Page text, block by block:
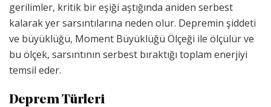
gerilimler, kritik bir eşiği aştığında aniden serbest
kalarak yer sarsıntılarına neden olur. Depremin şiddeti
ve büyüklüğü, Moment Büyüklüğü Ölçeği ile ölçülür ve
bu ölçek, sarsıntının serbest bıraktığı toplam enerjiyi
temsil eder.
Deprem Türleri